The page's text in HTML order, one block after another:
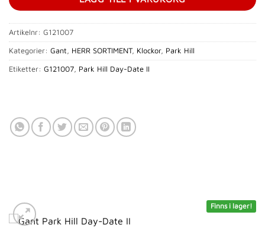
Artikelnr: G121007
Kategorier: Gant, HERR SORTIMENT, Klockor, Park Hill
Etiketter: G121007, Park Hill Day-Date II
Finns i lager!